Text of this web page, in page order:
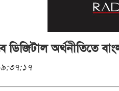
অর্থনীতিতে